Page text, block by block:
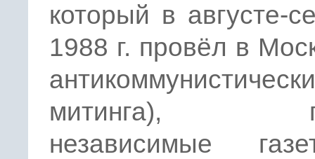
который в августе-
1988 г. провёл в
митинга),
независимые